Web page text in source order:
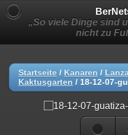
„So viele Dinge sind
nicht zu
Startseite / Kanaren /
Kaktusgarten / 18-12-07-